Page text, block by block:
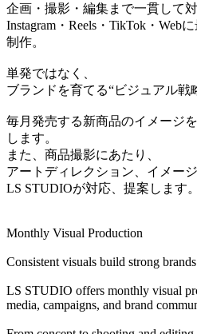
企画・撮影・編集まで一貫して対
Instagram・Reels・TikTok・Web
制作。
単発ではなく、
ブランドを育てる“ビジュアル戦
毎月発売する新商品のイメージ
します。
また、商品撮影にあたり、
アートディレクション、イメー
LS STUDIOが対応、提案します。
Monthly Visual Production
Consistent visuals build strong
LS STUDIO offers monthly visual
media, campaigns, and brand